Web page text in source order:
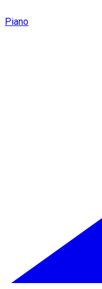
Piano